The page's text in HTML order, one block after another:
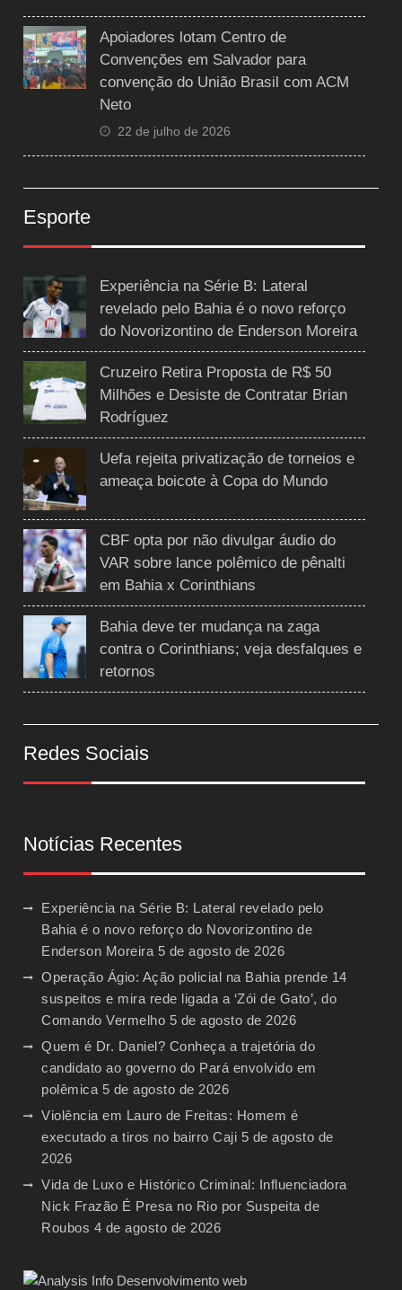
Apoiadores lotam Centro de
Convenções em Salvador para
convenção do União Brasil com ACM
Neto
22 de julho de 2026
Esporte
Experiência na Série B: Lateral
revelado pelo Bahia é o novo reforço
do Novorizontino de Enderson Moreira
Cruzeiro Retira Proposta de R$ 50
Milhões e Desiste de Contratar Brian
Rodríguez
Uefa rejeita privatização de torneios e
ameaça boicote à Copa do Mundo
CBF opta por não divulgar áudio do
VAR sobre lance polêmico de pênalti
em Bahia x Corinthians
Bahia deve ter mudança na zaga
contra o Corinthians; veja desfalques e
retornos
Redes Sociais
Notícias Recentes
Experiência na Série B: Lateral revelado pelo
Bahia é o novo reforço do Novorizontino de
Enderson Moreira 5 de agosto de 2026
Operação Ágio: Ação policial na Bahia prende 14
suspeitos e mira rede ligada a ‘Zói de Gato’, do
Comando Vermelho 5 de agosto de 2026
Quem é Dr. Daniel? Conheça a trajetória do
candidato ao governo do Pará envolvido em
polêmica 5 de agosto de 2026
Violência em Lauro de Freitas: Homem é
executado a tiros no bairro Caji 5 de agosto de
2026
Vida de Luxo e Histórico Criminal: Influenciadora
Nick Frazão É Presa no Rio por Suspeita de
Roubos 4 de agosto de 2026